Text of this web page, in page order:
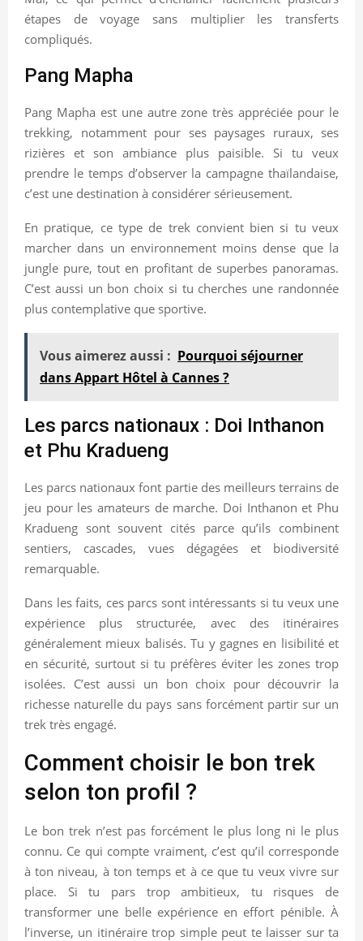
étapes de voyage sans multiplier les transferts
compliqués.
Pang Mapha
Pang Mapha est une autre zone très appréciée pour le
trekking, notamment pour ses paysages ruraux, ses
rizières et son ambiance plus paisible. Si tu veux
prendre le temps d’observer la campagne thaïlandaise,
c’est une destination à considérer sérieusement.
En pratique, ce type de trek convient bien si tu veux
marcher dans un environnement moins dense que la
jungle pure, tout en profitant de superbes panoramas.
C’est aussi un bon choix si tu cherches une randonnée
plus contemplative que sportive.
Vous aimerez aussi : Pourquoi séjourner
dans Appart Hôtel à Cannes ?
Les parcs nationaux : Doi Inthanon
et Phu Kradueng
Les parcs nationaux font partie des meilleurs terrains de
jeu pour les amateurs de marche. Doi Inthanon et Phu
Kradueng sont souvent cités parce qu’ils combinent
sentiers, cascades, vues dégagées et biodiversité
remarquable.
Dans les faits, ces parcs sont intéressants si tu veux une
expérience plus structurée, avec des itinéraires
généralement mieux balisés. Tu y gagnes en lisibilité et
en sécurité, surtout si tu préfères éviter les zones trop
isolées. C’est aussi un bon choix pour découvrir la
richesse naturelle du pays sans forcément partir sur un
trek très engagé.
Comment choisir le bon trek
selon ton profil ?
Le bon trek n’est pas forcément le plus long ni le plus
connu. Ce qui compte vraiment, c’est qu’il corresponde
à ton niveau, à ton temps et à ce que tu veux vivre sur
place. Si tu pars trop ambitieux, tu risques de
transformer une belle expérience en effort pénible. À
l’inverse, un itinéraire trop simple peut te laisser sur ta